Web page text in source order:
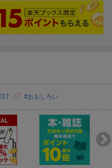
#おもしろい